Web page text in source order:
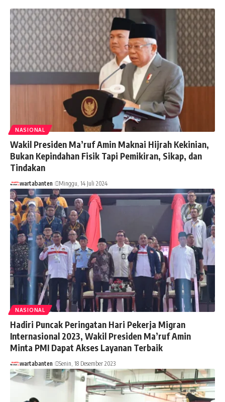
NASIONAL
Wakil Presiden Ma’ruf Amin Maknai Hijrah Kekinian,
Bukan Kepindahan Fisik Tapi Pemikiran, Sikap, dan
Tindakan
wartabanten Minggu, 14 Juli 2024
NASIONAL
Hadiri Puncak Peringatan Hari Pekerja Migran
Internasional 2023, Wakil Presiden Ma’ruf Amin
Minta PMI Dapat Akses Layanan Terbaik
wartabanten Senin, 18 Desember 2023